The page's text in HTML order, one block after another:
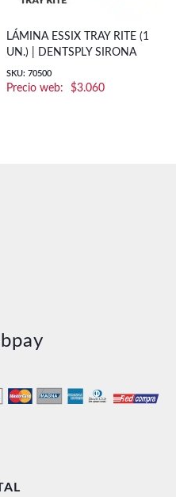
LÁMINA ESSIX TRAY RITE (1
UN.) | DENTSPLY SIRONA
SKU: 70500
$3.060